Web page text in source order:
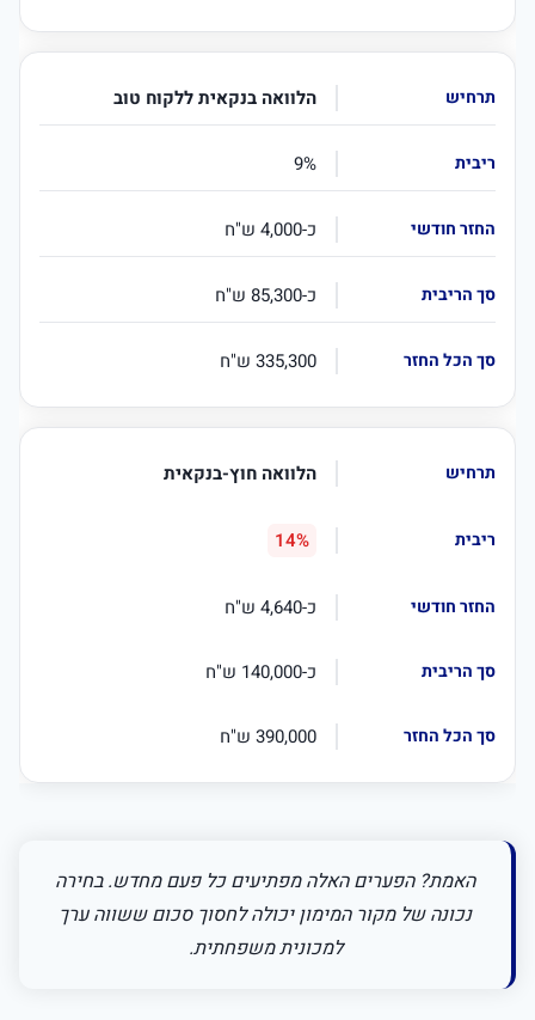
הלוואה בנקאית ללקוח טוב
9%
כ-4,000 ש"ח
כ-85,300 ש"ח
335,300 ש"ח
הלוואה חוץ-בנקאית
14%
כ-4,640 ש"ח
כ-140,000 ש"ח
390,000 ש"ח
האמת? הפערים האלה מפתיעים כל פעם מחדש. בחירה
נכונה של מקור המימון יכולה לחסוך סכום ששווה ערך
למכונית משפחתית.